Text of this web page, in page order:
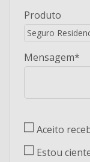
Produto
Mensagem
Aceito
Estou